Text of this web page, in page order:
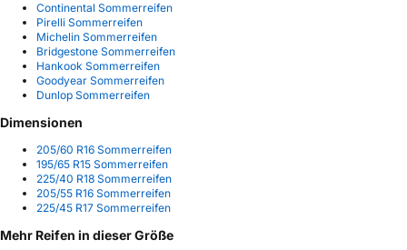
Continental Sommerreifen
Pirelli Sommerreifen
Michelin Sommerreifen
Bridgestone Sommerreifen
Hankook Sommerreifen
Goodyear Sommerreifen
Dunlop Sommerreifen
Dimensionen
205/60 R16 Sommerreifen
195/65 R15 Sommerreifen
225/40 R18 Sommerreifen
205/55 R16 Sommerreifen
225/45 R17 Sommerreifen
Mehr Reifen in dieser Größe